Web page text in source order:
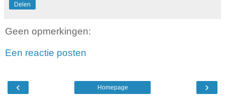
Delen
Geen opmerkingen:
Een reactie posten
‹ ›
Homepage